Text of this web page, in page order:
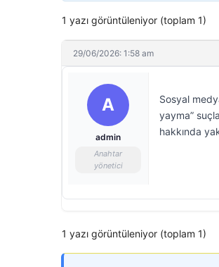
1 yazı görüntüleniyor (toplam 1)
29/06/2026: 1:58 am
A
admin
Anahtar
yönetici
Sosyal
yayma”
hakkında
1 yazı görüntüleniyor (toplam 1)